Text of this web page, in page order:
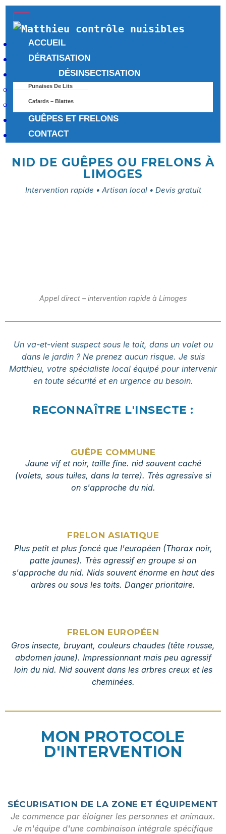
ACCUEIL
DÉRATISATION
DÉSINSECTISATION
Punaises De Lits
Cafards – Blattes
GUÊPES ET FRELONS
CONTACT
NID DE GUÊPES OU FRELONS À
LIMOGES
Intervention rapide • Artisan local • Devis gratuit
Appel direct – intervention rapide à Limoges
Un va-et-vient suspect sous le toit, dans un volet ou
dans le jardin ? Ne prenez aucun risque. Je suis
Matthieu, votre spécialiste local équipé pour intervenir
en toute sécurité et en urgence au besoin.
RECONNAÎTRE L'INSECTE :
GUÊPE COMMUNE
Jaune vif et noir, taille fine. nid souvent caché
(volets, sous tuiles, dans la terre). Très agressive si
on s'approche du nid.
FRELON ASIATIQUE
Plus petit et plus foncé que l'européen (Thorax noir,
patte jaunes). Très agressif en groupe si on
s'approche du nid. Nids souvent énorme en haut des
arbres ou sous les toits. Danger prioritaire.
FRELON EUROPÉEN
Gros insecte, bruyant, couleurs chaudes (tête rousse,
abdomen jaune). Impressionnant mais peu agressif
loin du nid. Nid souvent dans les arbres creux et les
cheminées.
MON PROTOCOLE
D'INTERVENTION
SÉCURISATION DE LA ZONE ET ÉQUIPEMENT
Je commence par éloigner les personnes et animaux.
Je m'équipe d'une combinaison intégrale spécifique